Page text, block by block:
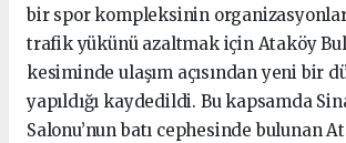
bir spor kompleksinin
trafik yükünü azaltmak için Ataköy
kesiminde ulaşım açısından yeni bir
yapıldığı kaydedildi. Bu kapsamda
Salonu’nun batı cephesinde bulunan